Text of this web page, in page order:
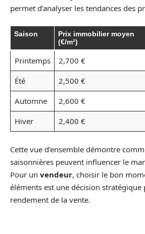
permet d’analyser les tendances des
Saison
Prix immobilier moyen
(€/m²)
Printemps 2,700 €
Été
2,500 €
Automne
2,600 €
Hiver
2,400 €
Cette vue d’ensemble démontre
saisonnières peuvent influencer le
Pour un vendeur, choisir le bon
éléments est une décision
rendement de la vente.